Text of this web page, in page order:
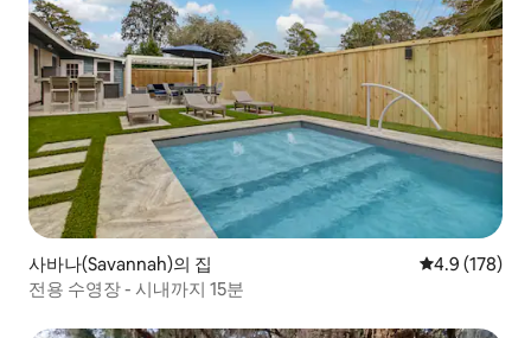
사바나(Savannah)의 집 평점 4.9점(5
4.9 (178)
전용 수영장 - 시내까지 15분